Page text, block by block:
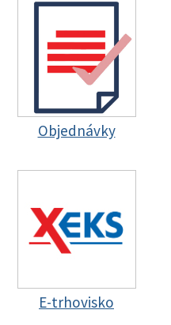
Objednávky
E-trhovisko